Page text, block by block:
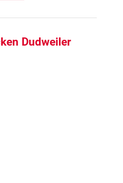
Dudweiler